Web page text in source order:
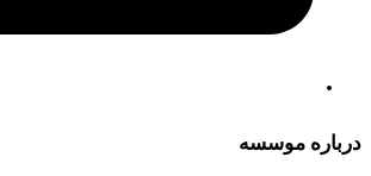
درباره موسسه